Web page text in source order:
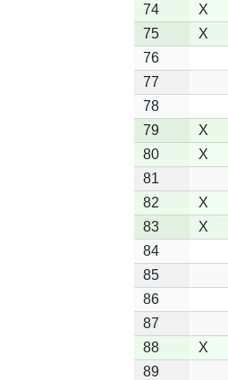
74
X
75
X
76
77
78
79
X
80
X
81
82
X
83
X
84
85
86
87
88
X
89